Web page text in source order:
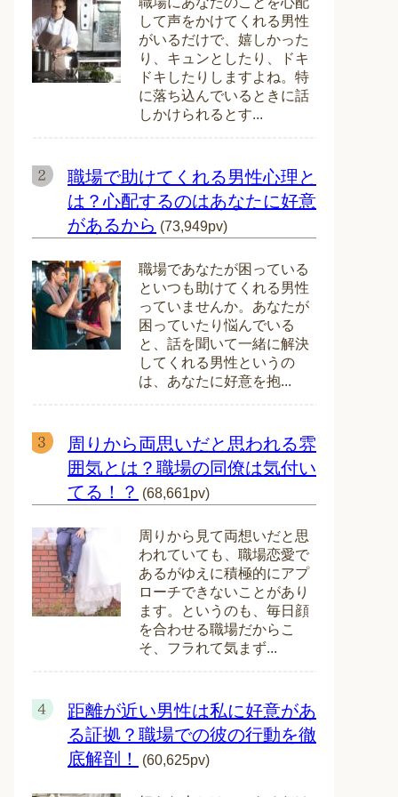
して声をかけてくれる男性
がいるだけで、嬉しかった
り、キュンとしたり、ドキ
ドキしたりしますよね。特
に落ち込んでいるときに話
しかけられるとす...
職場で助けてくれる男性心理と
は？心配するのはあなたに好意
があるから (73,949pv)
職場であなたが困っている
といつも助けてくれる男性
っていませんか。あなたが
困っていたり悩んでいる
と、話を聞いて一緒に解決
してくれる男性というの
は、あなたに好意を抱...
周りから両思いだと思われる雰
囲気とは？職場の同僚は気付い
てる！？ (68,661pv)
周りから見て両想いだと思
われていても、職場恋愛で
あるがゆえに積極的にアプ
ローチできないことがあり
ます。というのも、毎日顔
を合わせる職場だからこ
そ、フラれて気まず...
距離が近い男性は私に好意があ
る証拠？職場での彼の行動を徹
底解剖！
(60,625pv)